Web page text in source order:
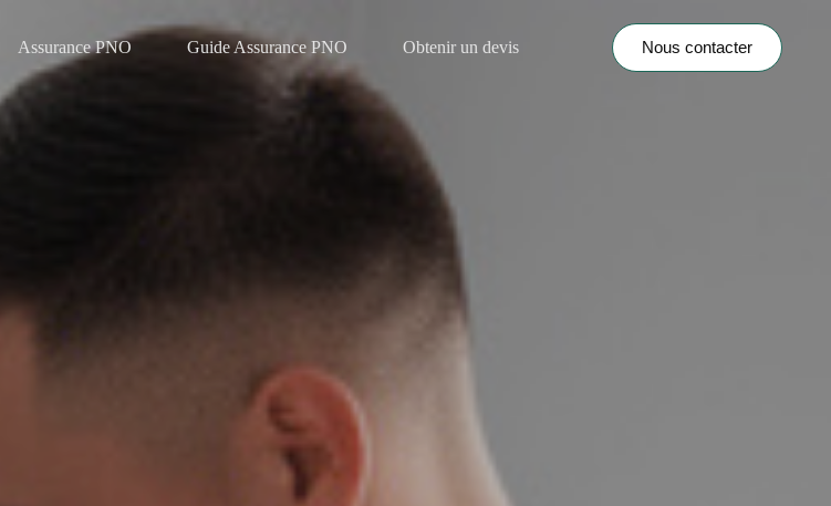
Assurance PNO Guide Assurance PNO Obtenir un devis Nous contacter